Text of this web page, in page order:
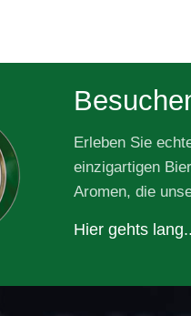
Erleben Sie
einzigartigen
Aromen, die
Hier gehts